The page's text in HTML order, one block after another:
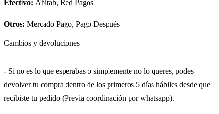
Efectivo: Abitab, Red Pagos
Otros: Mercado Pago, Pago Después
Cambios y devoluciones
+
- Si no es lo que esperabas o simplemente no lo queres, podes
devolver tu compra dentro de los primeros 5 días hábiles desde que
recibiste tu pedido (Previa coordinación por whatsapp).